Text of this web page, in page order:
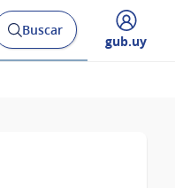
Abrir
buscador
Buscar
Desplegar
gub.uy